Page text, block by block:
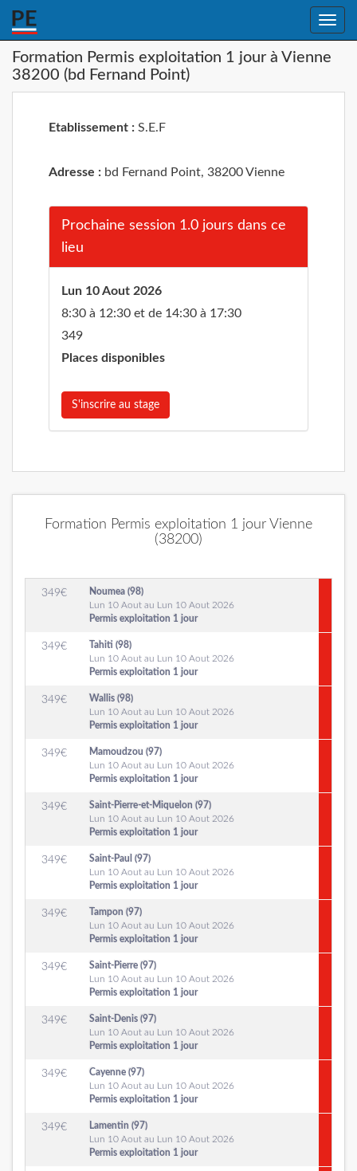
Toggle
Formation Permis exploitation 1 jour à Vienne
38200 (bd Fernand Point)
Etablissement : S.E.F
Adresse : bd Fernand Point, 38200 Vienne
Prochaine session 1.0 jours dans ce
lieu
Lun 10 Aout 2026
8:30 à 12:30 et de 14:30 à 17:30
349
Places disponibles
S'inscrire au stage
Formation Permis exploitation 1 jour Vienne
(38200)
349€
Noumea (98)
Lun 10 Aout au Lun 10 Aout 2026
Permis exploitation 1 jour
349€
Tahiti (98)
Lun 10 Aout au Lun 10 Aout 2026
Permis exploitation 1 jour
349€
Wallis (98)
Lun 10 Aout au Lun 10 Aout 2026
Permis exploitation 1 jour
349€
Mamoudzou (97)
Lun 10 Aout au Lun 10 Aout 2026
Permis exploitation 1 jour
349€
Saint-Pierre-et-Miquelon (97)
Lun 10 Aout au Lun 10 Aout 2026
Permis exploitation 1 jour
349€
Saint-Paul (97)
Lun 10 Aout au Lun 10 Aout 2026
Permis exploitation 1 jour
349€
Tampon (97)
Lun 10 Aout au Lun 10 Aout 2026
Permis exploitation 1 jour
349€
Saint-Pierre (97)
Lun 10 Aout au Lun 10 Aout 2026
Permis exploitation 1 jour
349€
Saint-Denis (97)
Lun 10 Aout au Lun 10 Aout 2026
Permis exploitation 1 jour
349€
Cayenne (97)
Lun 10 Aout au Lun 10 Aout 2026
Permis exploitation 1 jour
349€
Lamentin (97)
Lun 10 Aout au Lun 10 Aout 2026
Permis exploitation 1 jour